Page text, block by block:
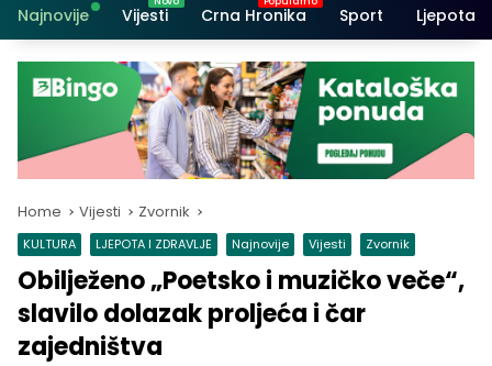
Najnovije Vijesti Crna Hronika Sport Ljepota i
Home Vijesti Zvornik
KULTURA LJEPOTA I ZDRAVLJE Najnovije Vijesti Zvornik
Obilježeno „Poetsko i muzičko veče“,
slavilo dolazak proljeća i čar
zajedništva